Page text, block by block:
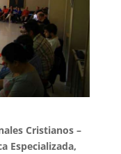
Cristianos –
Especializada,